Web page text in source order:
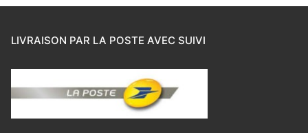
LIVRAISON PAR LA POSTE AVEC SUIVI